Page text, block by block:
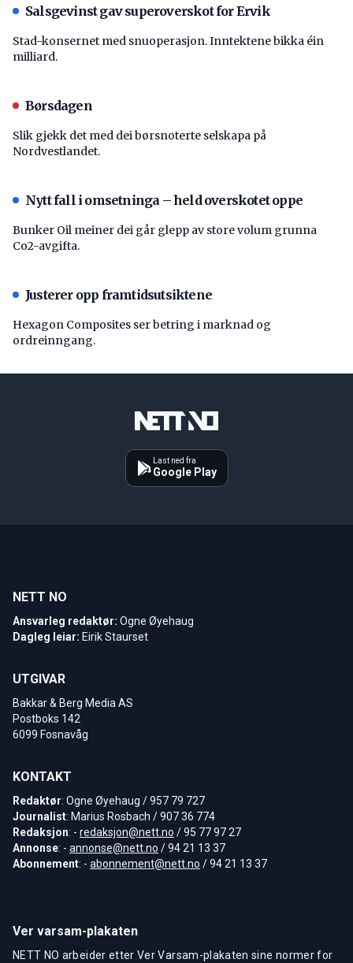
Salsgevinst gav superoverskot for Ervik
Stad-konsernet med snuoperasjon. Inntektene bikka éin
milliard.
Børsdagen
Slik gjekk det med dei børsnoterte selskapa på
Nordvestlandet.
Nytt fall i omsetninga – held overskotet oppe
Bunker Oil meiner dei går glepp av store volum grunna
Co2-avgifta.
Justerer opp framtidsutsiktene
Hexagon Composites ser betring i marknad og
ordreinngang.
Last ned fra
Google Play
NETT NO
Ansvarleg redaktør: Ogne Øyehaug
Dagleg leiar: Eirik Staurset
UTGIVAR
Bakkar & Berg Media AS
Postboks 142
6099 Fosnavåg
KONTAKT
Redaktør: Ogne Øyehaug / 957 79 727
Journalist: Marius Rosbach / 907 36 774
Redaksjon: - redaksjon@nett.no / 95 77 97 27
Annonse: - annonse@nett.no / 94 21 13 37
Abonnement: - abonnement@nett.no / 94 21 13 37
Ver varsam-plakaten
NETT NO arbeider etter Ver Varsam-plakaten sine normer for